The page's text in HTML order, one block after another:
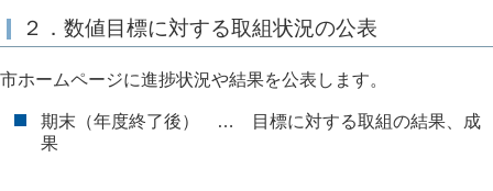
２．数値目標に対する取組状況の公表
市ホームページに進捗状況や結果を公表します。
期末（年度終了後） … 目標に対する取組の結果、成
果